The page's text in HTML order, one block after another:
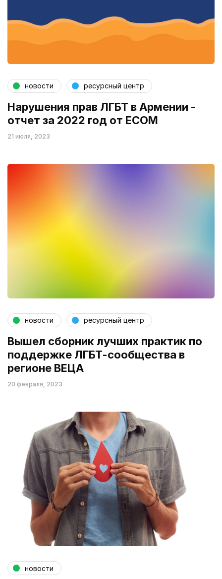
новости ресурсный центр
Нарушения прав ЛГБТ в Армении -
отчет за 2022 год от ECOM
21 июля, 2023
новости ресурсный центр
Вышел сборник лучших практик по
поддержке ЛГБТ-сообщества в
регионе ВЕЦА
20 февраля, 2023
новости